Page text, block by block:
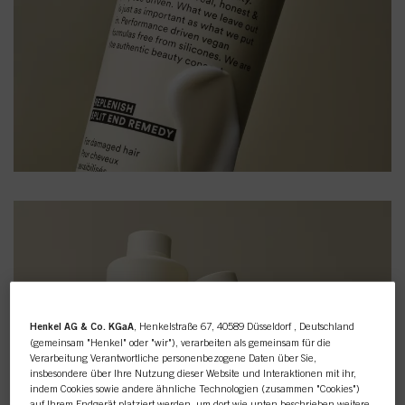
Henkel AG & Co. KGaA , Henkelstraße 67, 40589 Düsseldorf , Deutschland
(gemeinsam "Henkel" oder "wir"), verarbeiten als gemeinsam für die
Verarbeitung Verantwortliche personenbezogene Daten über Sie,
insbesondere über Ihre Nutzung dieser Website und Interaktionen mit ihr,
indem Cookies sowie andere ähnliche Technologien (zusammen "Cookies")